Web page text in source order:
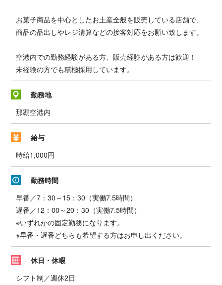
お菓子商品を中心としたお土産全般を販売している店舗で、
商品の品出しやレジ清算などの接客対応をお願い致します。
空港内での勤務経験がある方、販売経験がある方は歓迎！
未経験の方でも積極採用しています。
勤務地
那覇空港内
給与
時給1,000円
勤務時間
早番／7：30～15：30（実働7.5時間）
遅番／12：00～20：30（実働7.5時間）
※いずれかの固定勤務になります。
※早番・遅番どちらも希望する方はお申し出ください。
休日・休暇
シフト制／週休2日